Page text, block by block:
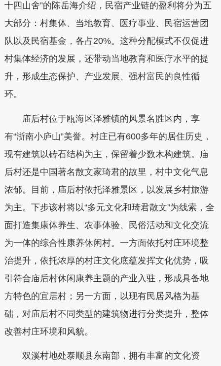
十四山舍”的陈岳海介绍，民宿产业链的盈利将分为五
大部分：村集体、当地教育、医疗事业、民宿运营团
队以及民宿基金，各占20%。这种分配模式不仅促进
村集体经济的发展，还带动当地教育和医疗水平的提
升，形成生态保护、产业发展、强村富民的良性循
环。
庙后村位于瓯海区泽雅镇的风景名胜区内，享
有“浙南小庐山”美誉。村庄已有600多年的居住历史，
现有建筑以砖石结构为主，保留着少数木构建筑。庙
后村还是中国著名散文家琦君的故里，村中文化气息
浓郁。目前，庙后村依托泽雅景区，以发展乡村旅游
为主。下步该村将以“多元文化和琦君散文”为线索，全
面打造集康体养生、农事体验、民俗活动和文化交流
为一体的综合性康养休闲村。一方面依托村庄环境整
治提升，依托浓厚的村庄文化底蕴发挥文化优势，吸
引符合庙后村休闲康养主题的产业入驻，形成具备地
方特色的宜居村；另一方面，以现有民居风格为基
础，对庙后村不同类型的建筑物进行分类提升，整体
改善村庄环境和风貌。
双溪村地处泰顺县东南部，拥有丰富的文化资